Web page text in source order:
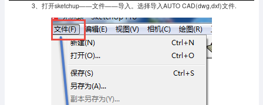
3、打开sketchup——文件——导入。选择导入AUTO CAD(dwg,dxf)文件.